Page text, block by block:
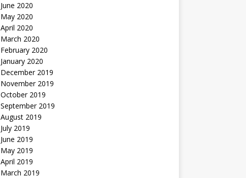
June 2020
May 2020
April 2020
March 2020
February 2020
January 2020
December 2019
November 2019
October 2019
September 2019
August 2019
July 2019
June 2019
May 2019
April 2019
March 2019